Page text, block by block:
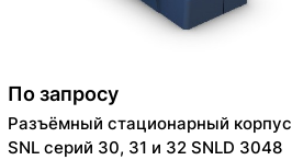
По запросу
Разъёмный стационарный корпус
SNL серий 30, 31 и 32 SNLD 3048